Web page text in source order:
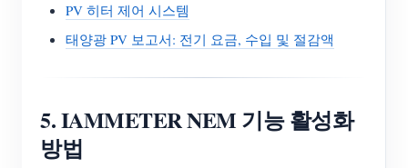
PV 히터 제어 시스템
태양광 PV 보고서: 전기 요금, 수입 및 절감액
5. IAMMETER NEM 기능 활성화
방법